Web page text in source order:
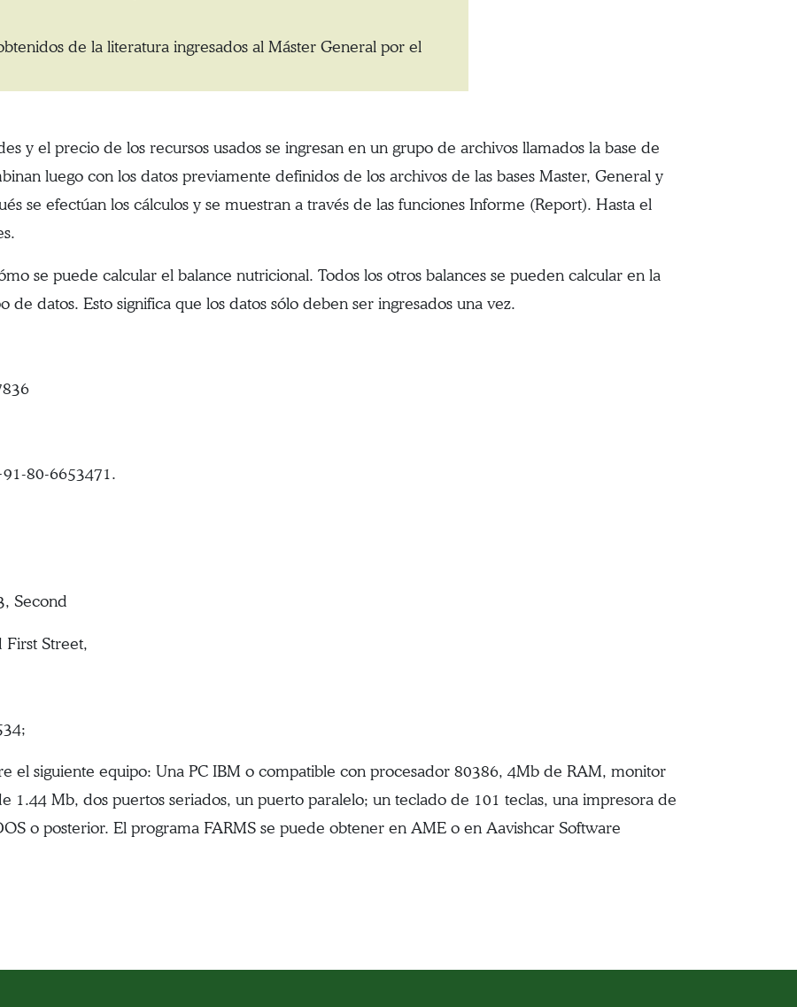
de la literatura ingresados al Máster General por el
y el precio de los recursos usados se ingresan en un grupo de archivos llamados la base de
luego con los datos previamente definidos de los archivos de las bases Master, General y
se efectúan los cálculos y se muestran a través de las funciones Informe (Report). Hasta el
se puede calcular el balance nutricional. Todos los otros balances se pueden calcular en la
datos. Esto significa que los datos sólo deben ser ingresados una vez.
80-6653471.
Second
First Street,
el siguiente equipo: Una PC IBM o compatible con procesador 80386, 4Mb de RAM, monitor
1.44 Mb, dos puertos seriados, un puerto paralelo; un teclado de 101 teclas, una impresora de
o posterior. El programa FARMS se puede obtener en AME o en Aavishcar Software